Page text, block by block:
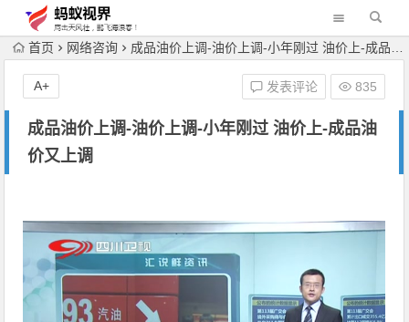
首页 网络咨询 成品油价上调-油价上调-小年刚过 油价上-成品油价又上调
成品油价上调-油价上调-小年刚过 油价上-成品油
价又上调
发表评论 835
A+